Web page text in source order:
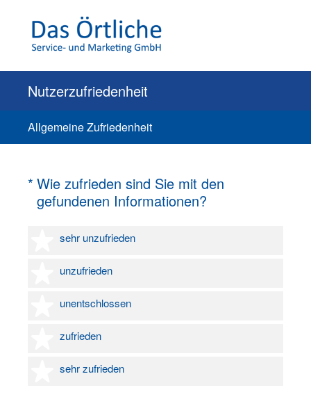
Nutzerzufriedenheit
Allgemeine Zufriedenheit
* Wie zufrieden sind Sie mit den
gefundenen Informationen?
(Erforderlich.)
sehr unzufrieden
1 Stern
unzufrieden
2 Sterne
unentschlossen
3 Sterne
zufrieden
4 Sterne
sehr zufrieden
5 Sterne